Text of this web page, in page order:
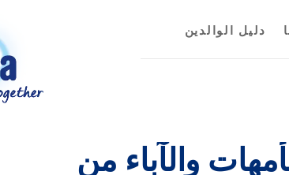
دليل الوالدين
والآباء من